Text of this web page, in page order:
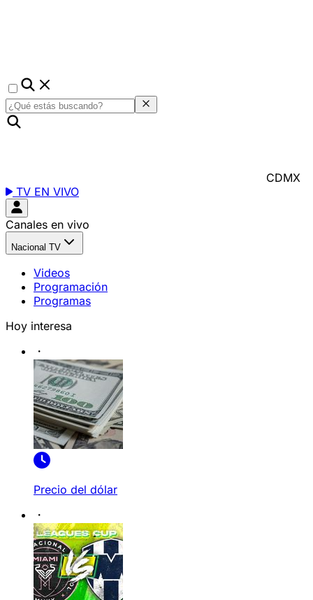
CDMX
TV EN VIVO
Canales en vivo
Nacional TV
Videos
Programación
Programas
Hoy interesa
Precio del dólar